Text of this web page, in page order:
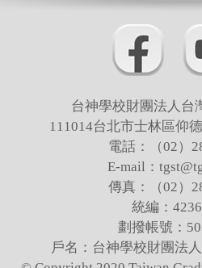
台神學校財團法人台
111014台北市士林區仰
電話：（02）
E-mail：
傳真：（02）
統編：
劃撥帳號：
戶名：台神學校財團法